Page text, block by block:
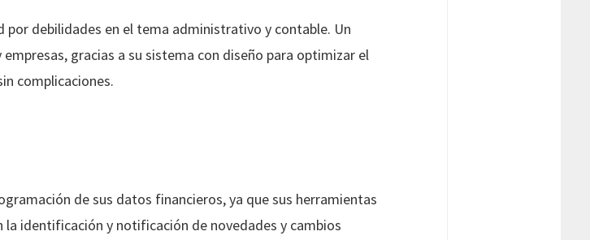
debilidades en el tema administrativo y contable. Un
gracias a su sistema con diseño para optimizar el
complicaciones.
de sus datos financieros, ya que sus herramientas
identificación y notificación de novedades y cambios